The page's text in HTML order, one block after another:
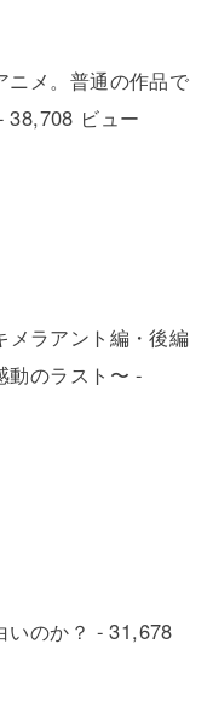
メ。普通の作品で
38,708 ビュー
ラアント編・後編
動のラスト〜 -
のか？ - 31,678